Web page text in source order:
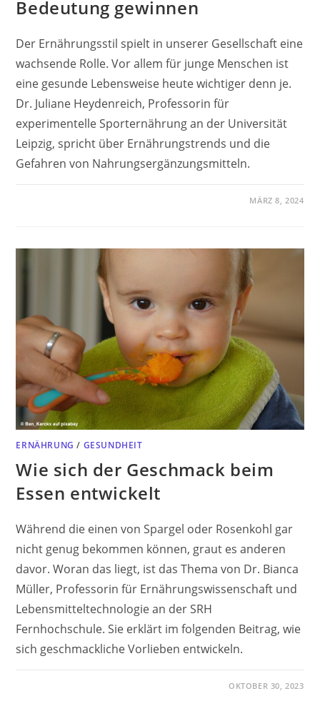
Bedeutung gewinnen
Der Ernährungsstil spielt in unserer Gesellschaft eine
wachsende Rolle. Vor allem für junge Menschen ist
eine gesunde Lebensweise heute wichtiger denn je.
Dr. Juliane Heydenreich, Professorin für
experimentelle Sporternährung an der Universität
Leipzig, spricht über Ernährungstrends und die
Gefahren von Nahrungsergänzungsmitteln.
MÄRZ 8, 2024
ERNÄHRUNG / GESUNDHEIT
Wie sich der Geschmack beim
Essen entwickelt
Während die einen von Spargel oder Rosenkohl gar
nicht genug bekommen können, graut es anderen
davor. Woran das liegt, ist das Thema von Dr. Bianca
Müller, Professorin für Ernährungswissenschaft und
Lebensmitteltechnologie an der SRH
Fernhochschule. Sie erklärt im folgenden Beitrag, wie
sich geschmackliche Vorlieben entwickeln.
OKTOBER 30, 2023